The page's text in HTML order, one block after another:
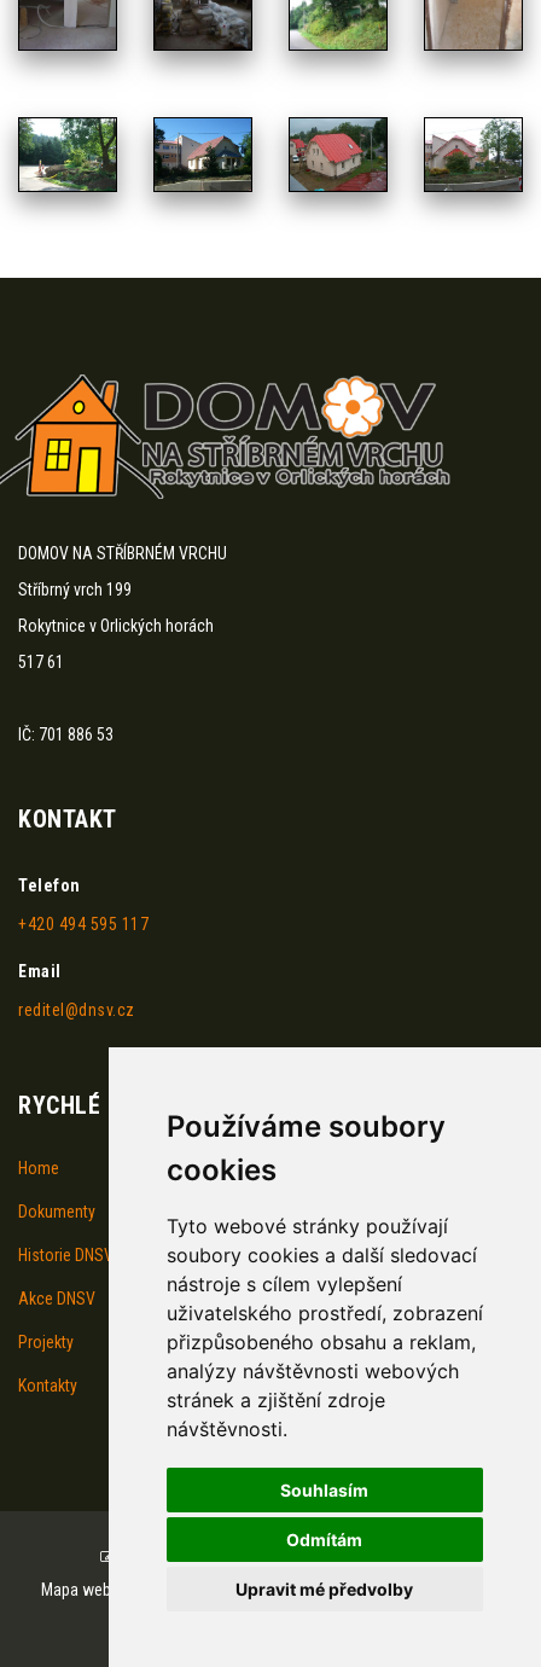
Používáme soubory
cookies
Tyto webové stránky používají
soubory cookies a další sledovací
nástroje s cílem vylepšení
uživatelského prostředí, zobrazení
přizpůsobeného obsahu a reklam,
analýzy návštěvnosti webových
stránek a zjištění zdroje
návštěvnosti.
Souhlasím
Odmítám
Upravit mé předvolby
DOMOV NA STŘÍBRNÉM VRCHU
Stříbrný vrch 199
Rokytnice v Orlických horách
517 61
IČ: 701 886 53
KONTAKT
Telefon
+420 494 595 117
Email
reditel@dnsv.cz
RYCHLÉ ODKAZY
Home
Dokumenty
Historie DNSV
Akce DNSV
Projekty
Kontakty
Copyright © www.dnsv.cz, created by TH SOFT .
Mapa webu
Prohlášení o přístupnosti GDPR